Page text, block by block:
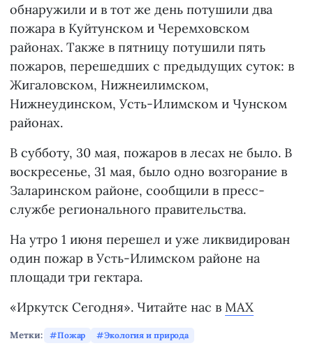
обнаружили и в тот же день потушили два
пожара в Куйтунском и Черемховском
районах. Также в пятницу потушили пять
пожаров, перешедших с предыдущих суток: в
Жигаловском, Нижнеилимском,
Нижнеудинском, Усть-Илимском и Чунском
районах.
В субботу, 30 мая, пожаров в лесах не было. В
воскресенье, 31 мая, было одно возгорание в
Заларинском районе, сообщили в пресс-
службе регионального правительства.
На утро 1 июня перешел и уже ликвидирован
один пожар в Усть-Илимском районе на
площади три гектара.
«Иркутск Сегодня». Читайте нас в MAX
Метки: Пожар Экология и природа